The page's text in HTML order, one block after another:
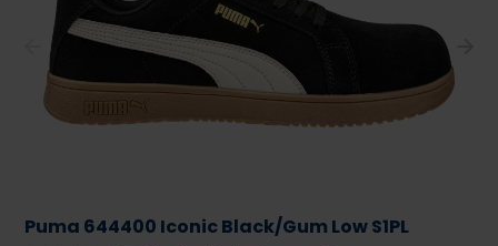
Puma 644400 Iconic Black/Gum Low S1PL